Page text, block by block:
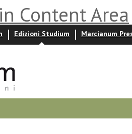
Content Area
Edizioni Studium Marcianum